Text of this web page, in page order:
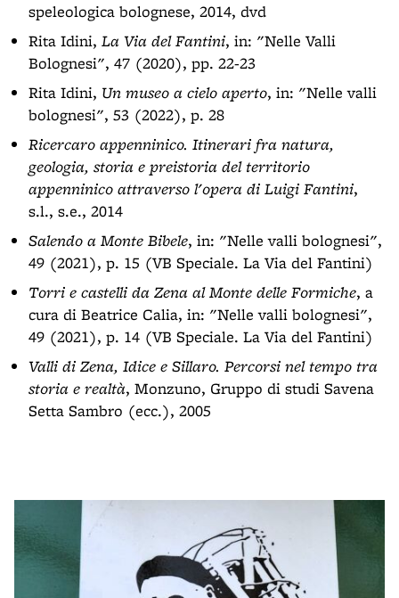
speleologica bolognese, 2014, dvd
Rita Idini, La Via del Fantini, in: "Nelle Valli
Bolognesi", 47 (2020), pp. 22-23
Rita Idini, Un museo a cielo aperto, in: "Nelle valli
bolognesi", 53 (2022), p. 28
Ricercaro appenninico. Itinerari fra natura,
geologia, storia e preistoria del territorio
appenninico attraverso l'opera di Luigi Fantini,
s.l., s.e., 2014
Salendo a Monte Bibele, in: "Nelle valli bolognesi",
49 (2021), p. 15 (VB Speciale. La Via del Fantini)
Torri e castelli da Zena al Monte delle Formiche, a
cura di Beatrice Calia, in: "Nelle valli bolognesi",
49 (2021), p. 14 (VB Speciale. La Via del Fantini)
Valli di Zena, Idice e Sillaro. Percorsi nel tempo tra
storia e realtà, Monzuno, Gruppo di studi Savena
Setta Sambro (ecc.), 2005